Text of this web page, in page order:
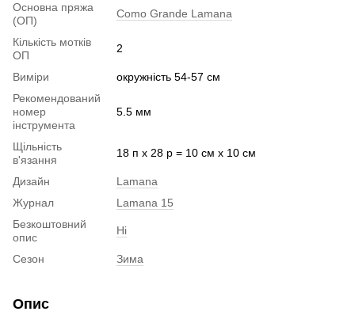
Основна пряжа
(ОП)
Como Grande Lamana
Кількість мотків
ОП
2
Виміри
окружність 54-57 см
Рекомендований
номер
інструмента
5.5 мм
Щільність
в'язання
18 п х 28 р = 10 см х 10 см
Дизайн
Lamana
Журнал
Lamana 15
Безкоштовний
опис
Ні
Сезон Зима
Опис